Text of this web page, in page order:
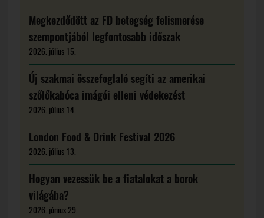
Megkezdődött az FD betegség felismerése
szempontjából legfontosabb időszak
2026. július 15.
Új szakmai összefoglaló segíti az amerikai
szőlőkabóca imágói elleni védekezést
2026. július 14.
London Food & Drink Festival 2026
2026. július 13.
Hogyan vezessük be a fiatalokat a borok
világába?
2026. június 29.